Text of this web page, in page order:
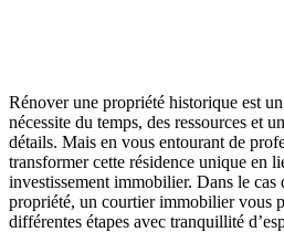
Rénover une propriété historique est
nécessite du temps, des ressources et
détails. Mais en vous entourant de
transformer cette résidence unique en
investissement immobilier. Dans le cas
propriété, un courtier immobilier vous
différentes étapes avec tranquillité